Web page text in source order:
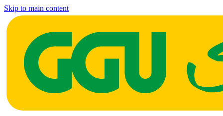
Skip to main content